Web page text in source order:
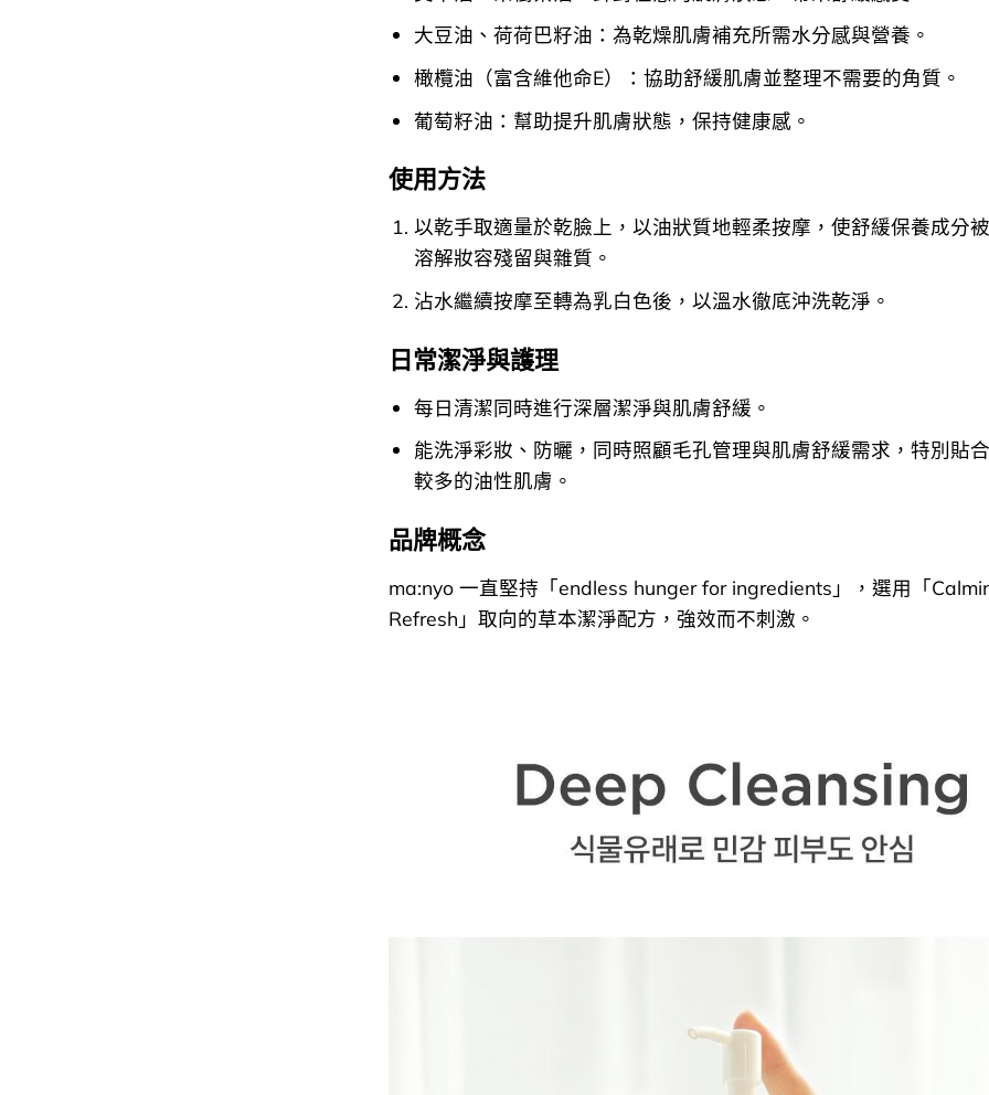
大豆油、荷荷巴籽油：為乾燥肌膚補充所需水分感與營養。
橄欖油（富含維他命E）：協助舒緩肌膚並整理不需要的角質。
葡萄籽油：幫助提升肌膚狀態，保持健康感。
使用方法
以乾手取適量於乾臉上，以油狀質地輕柔按摩，使舒緩保養成分
溶解妝容殘留與雜質。
沾水繼續按摩至轉為乳白色後，以溫水徹底沖洗乾淨。
日常潔淨與護理
每日清潔同時進行深層潔淨與肌膚舒緩。
能洗淨彩妝、防曬，同時照顧毛孔管理與肌膚舒緩需求，特別貼
較多的油性肌膚。
品牌概念
ma:nyo 一直堅持「endless hunger for ingredients」，選用「
Refresh」取向的草本潔淨配方，強效而不刺激。